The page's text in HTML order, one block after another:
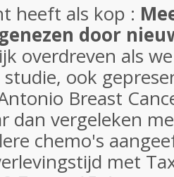
heeft als kop :
door
overdreven als
ook
Breast
dan vergeleken
chemo's
met